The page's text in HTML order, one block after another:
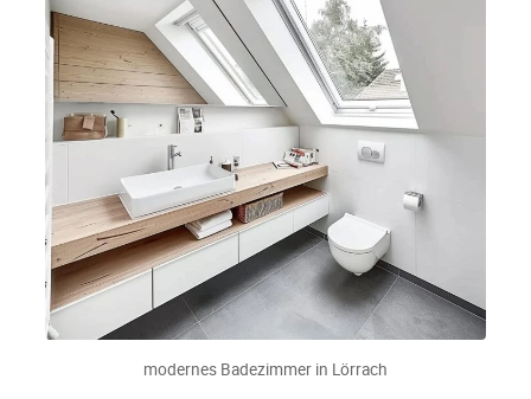
modernes Badezimmer in Lörrach